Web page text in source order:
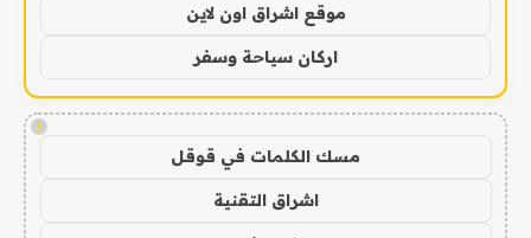
موقع اشراق اون لاين
اركان سياحة وسفر
!
مسك الكلمات في قوقل
اشراق التقنية